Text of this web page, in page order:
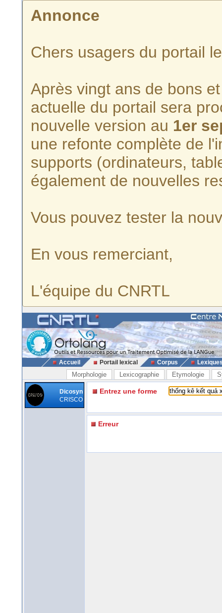
Annonce
Chers usagers du portail
Après vingt ans de bons
actuelle du portail sera
nouvelle version au 1er
une refonte complète de
supports (ordinateurs,
également de nouvelles
Vous pouvez tester la
En vous remerciant,
L'équipe du CNRTL
Accueil Portail lexical Corpus
Morphologie Lexicographie Etymologie
Dicosyn
CRISCO
Entrez une forme
Erreur